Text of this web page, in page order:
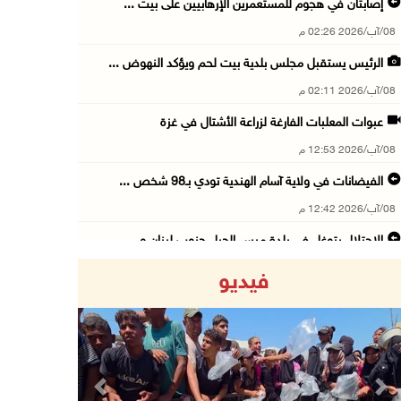
إصابتان في هجوم للمستعمرين الإرهابيين على بيت ...
08/آب/2026 02:26 م
الرئيس يستقبل مجلس بلدية بيت لحم ويؤكد النهوض ...
08/آب/2026 02:11 م
عبوات المعلبات الفارغة لزراعة الأشتال في غزة
08/آب/2026 12:53 م
الفيضانات في ولاية آسام الهندية تودي بـ98 شخص ...
08/آب/2026 12:42 م
الاحتلال يتوغل في بلدة ميس الجبل جنوب لبنان و ...
08/آب/2026 12:30 م
الإعصار "دولفين" يضرب أوكيناوا باليابان والصي ...
08/آب/2026 12:08 م
فيديو
Previous Next